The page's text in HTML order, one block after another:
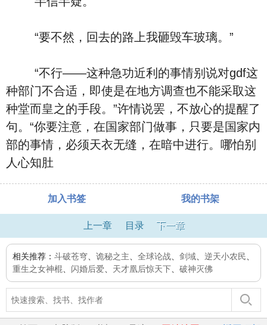
“要不然，回去的路上我砸毁车玻璃。”
“不行――这种急功近利的事情别说对gdf这
种部门不合适，即使是在地方调查也不能采取这
种堂而皇之的手段。”许情说罢，不放心的提醒了
句。“你要注意，在国家部门做事，只要是国家内
部的事情，必须天衣无缝，在暗中进行。哪怕别
人心知肚
加入书签 我的书架
上一章 目录 下一章
相关推荐： 斗破苍穹 诡秘之主 全球论战 剑域 逆天小农民
重生之女神棍
闪婚后爱 天才凰后惊天下 破神灭佛